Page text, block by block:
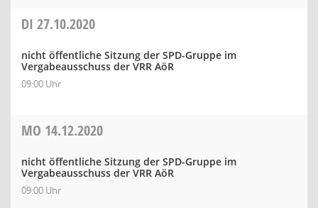
DI 27.10.2020
nicht öffentliche Sitzung der SPD-Gruppe im
Vergabeausschuss der VRR AöR
09:00 Uhr
MO 14.12.2020
nicht öffentliche Sitzung der SPD-Gruppe im
Vergabeausschuss der VRR AöR
09:00 Uhr